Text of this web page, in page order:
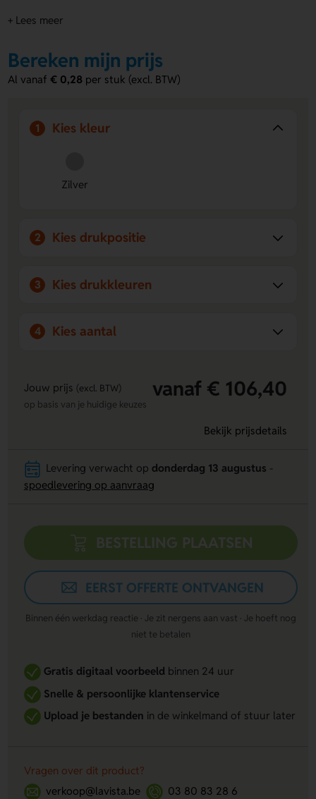
laten graveren (met inkleuring), waarbij jouw logo of
recht komt. Niet alleen functioneel, maar ook een eyecatcher
op elke koelkast of magneetbord.
+ Lees meer
Bereken mijn prijs
Al vanaf€ 0,28 per stuk (excl. BTW)
1 Kies kleur
Zilver
2 Kies drukpositie
3 Kies drukkleuren
4 Kies aantal
Jouw prijs (excl. BTW) vanaf € 106,40
op basis van je huidige keuzes
Bekijk prijsdetails
Levering verwacht op donderdag 13 augustus
spoedlevering op aanvraag
BESTELLING PLAATSEN
EERST OFFERTE ONTVANGEN
Binnen één werkdag reactie · Je zit nergens aan vast · Je hoeft nog
niet te betalen
Gratis digitaal voorbeeldbinnen 24 uur
Snelle & persoonlijke klantenservice
Upload je bestanden in de winkelmand of stuur later
Vragen over dit product?
verkoop@lavista.be
03 80 83 28 6